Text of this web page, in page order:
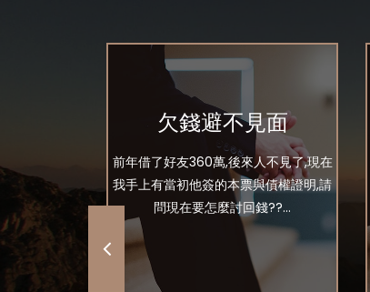
車，我也
我告上法
賠償判75
...
欠錢避不見面
前年借了好友360萬,後來人不見了,現在
我手上有當初他簽的本票與債權證明,請
問現在要怎麼討回錢??...